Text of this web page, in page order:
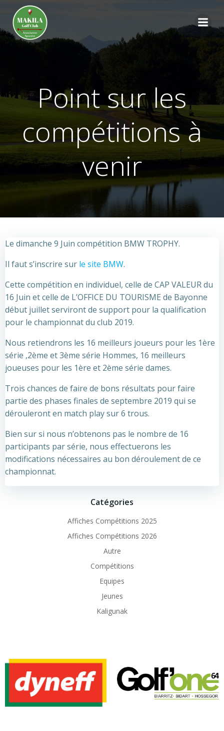
contenu
Point sur les
compétitions à
venir
Le dimanche 9 Juin compétition BMW TROPHY.
Il faut s’inscrire sur le site BMW.
Cette compétition en individuel, celle de CAP VALEUR du
16 Juin et celle de L’OFFICE DU TOURISME de Bayonne
début juillet serviront de support pour la qualification
pour le championnat du club 2019.
Nous retiendrons les 16 meilleurs joueurs pour les 1ère
série ,2ème et 3ème série Hommes, 16 meilleurs
joueuses pour les 1ère et 2ème série dames.
Trois chances de faire de bons résultats pour faire
partie des phases finales de septembre 2019 qui se
dérouleront en match play sur 6 trous.
Bien sur si nous n’obtenons pas le nombre de 16
participants par série, nous effectuerons les
modifications nécessaires au bon déroulement de ce
championnat.
Catégories
Affiches Compétitions 2025
Affiches Compétitions 2026
Autre
Compétitions
Equipes
Jeunes
Kaligunak